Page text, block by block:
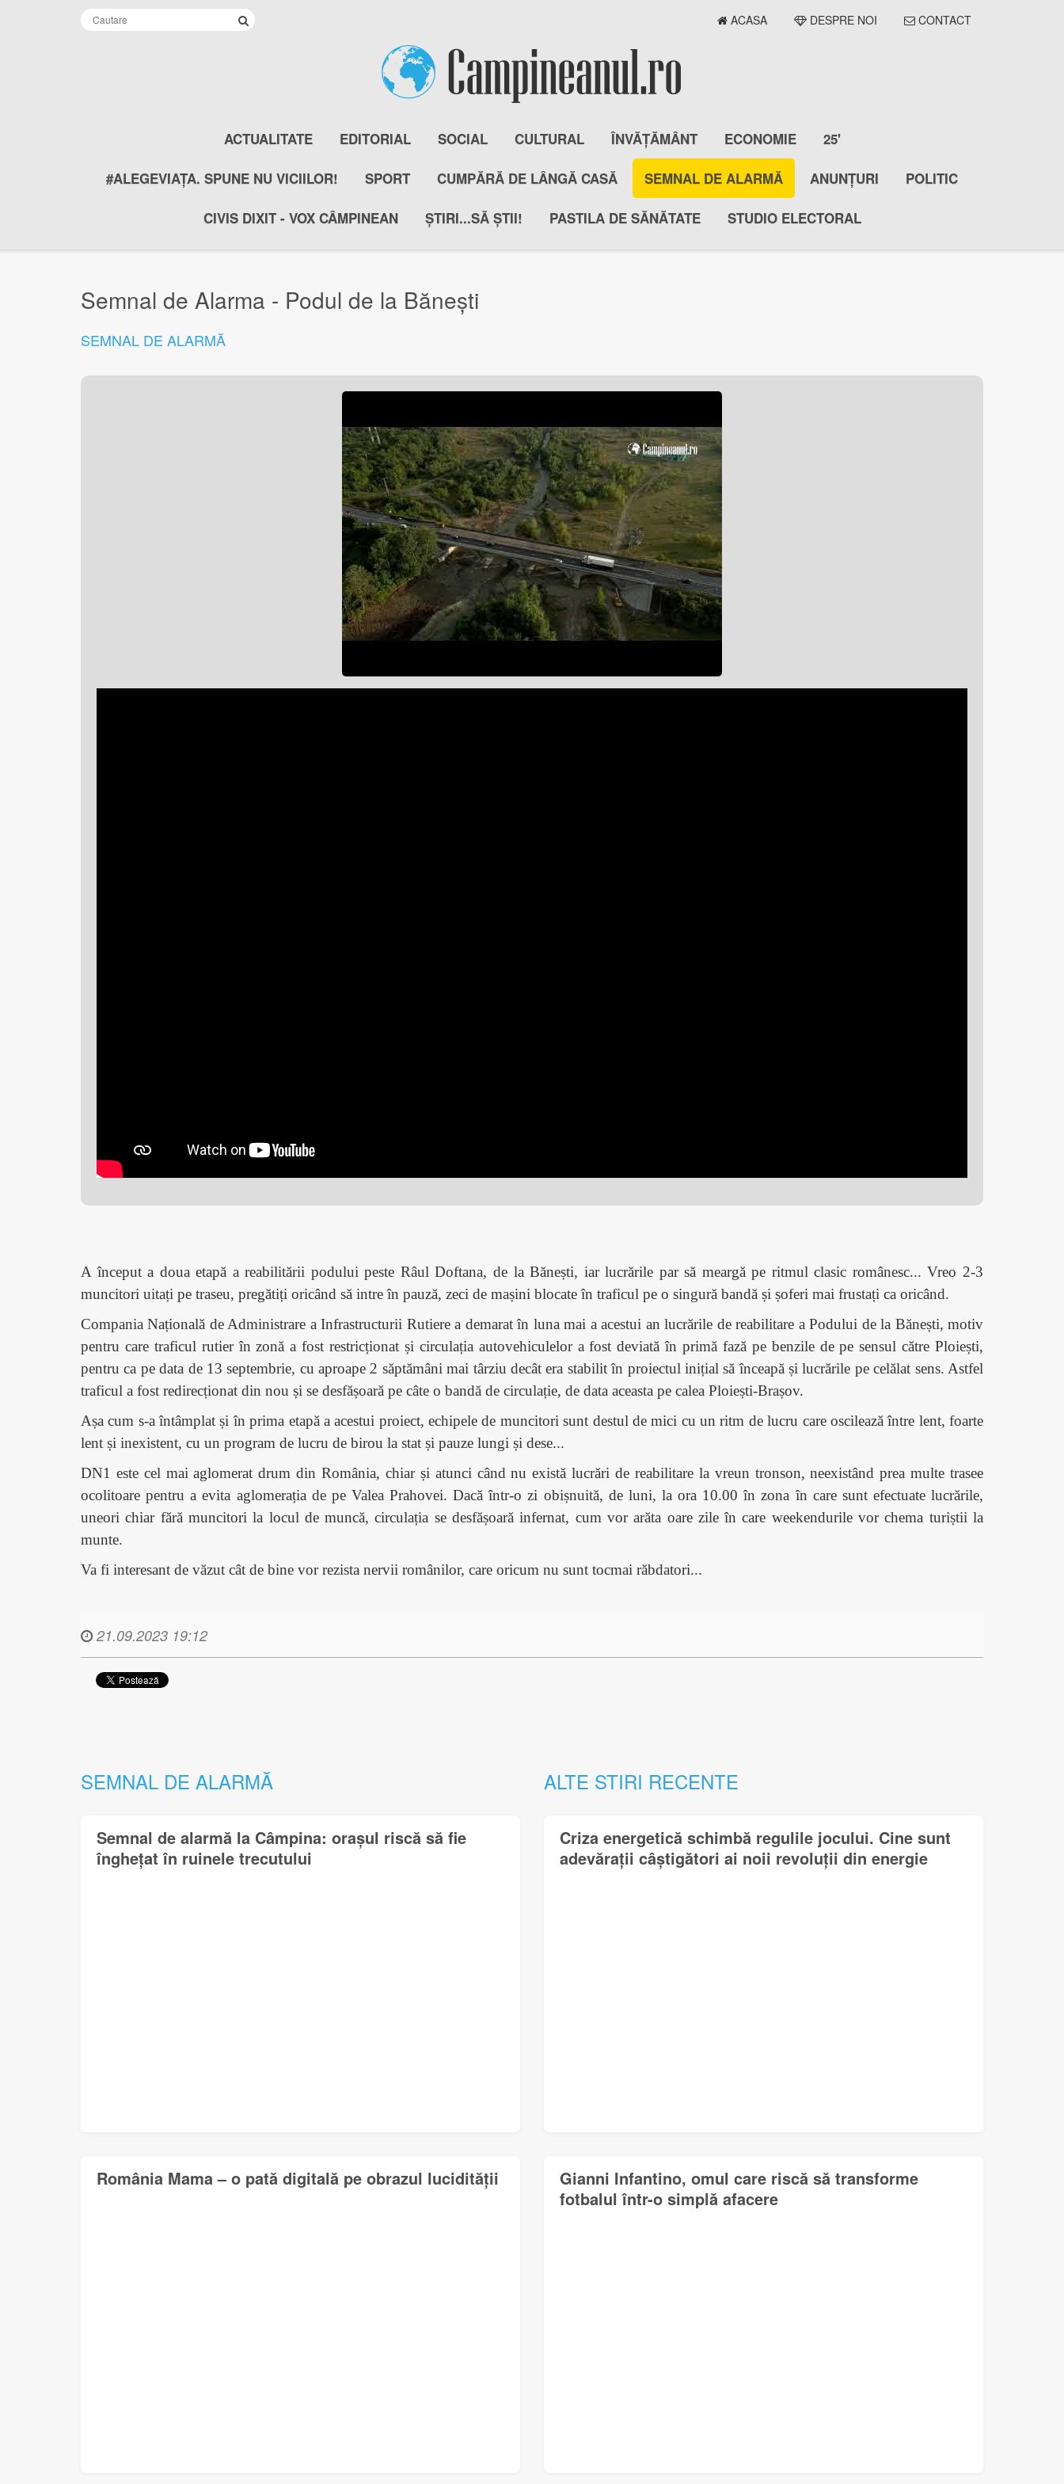
ACASA DESPRE NOI CONTACT
ACTUALITATE EDITORIAL SOCIAL CULTURAL ÎNVĂȚĂMÂNT ECONOMIE 25'
#ALEGEVIAȚA. SPUNE NU VICIILOR! SPORT CUMPĂRĂ DE LÂNGĂ CASĂ SEMNAL DE ALARMĂ ANUNȚURI POLITIC
CIVIS DIXIT - VOX CÂMPINEAN ȘTIRI...SĂ ȘTII! PASTILA DE SĂNĂTATE STUDIO ELECTORAL
Semnal de Alarma - Podul de la Bănești
SEMNAL DE ALARMĂ
Aînceput a doua etapă a reabilitării podului peste Râul Doftana, de la Bănești, iar lucrările par să meargă pe ritmul clasic românesc... Vreo 2-3
muncitori uitați pe traseu, pregătiți oricând să intre în pauză, zeci de mașini blocate în traficul pe o singură bandă și șoferi mai frustați ca oricând.
Compania Națională de Administrare a Infrastructurii Rutiere a demarat în luna mai a acestui an lucrările de reabilitare a Podului de la Bănești, motiv
pentru care traficul rutier în zonă a fost restricționat și circulația autovehiculelor a fost deviată în primă fază pe benzile de pe sensul către Ploiești,
pentru ca pe data de 13 septembrie, cu aproape 2 săptămâni mai târziu decât era stabilit în proiectul inițial să înceapă și lucrările pe celălat sens. Astfel
traficul a fost redirecționat din nou și se desfășoară pe câte o bandă de circulație, de data aceasta pe calea Ploiești-Brașov.
Așa cum s-a întâmplat și în prima etapă a acestui proiect, echipele de muncitori sunt destul de mici cu un ritm de lucru care oscilează între lent, foarte
lent și inexistent, cu un program de lucru de birou la stat și pauze lungi și dese...
DN1 este cel mai aglomerat drum din România, chiar și atunci când nu există lucrări de reabilitare la vreun tronson, neexistând prea multe trasee
ocolitoare pentru a evita aglomerația de pe Valea Prahovei. Dacă într-o zi obișnuită, de luni, la ora 10.00 în zona în care sunt efectuate lucrările,
uneori chiar fără muncitori la locul de muncă, circulația se desfășoară infernat, cum vor arăta oare zile în care weekendurile vor chema turiștii la
munte.
Va fi interesant de văzut cât de bine vor rezista nervii românilor, care oricum nu sunt tocmai răbdatori...
21.09.2023 19:12
SEMNAL DE ALARMĂ
Semnal de alarmă la Câmpina: orașul riscă să fie
înghețat în ruinele trecutului
România Mama – o pată digitală pe obrazul lucidității
ALTE STIRI RECENTE
Criza energetică schimbă regulile jocului. Cine sunt
adevărații câștigători ai noii revoluții din energie
Gianni Infantino, omul care riscă să transforme
fotbalul într-o simplă afacere